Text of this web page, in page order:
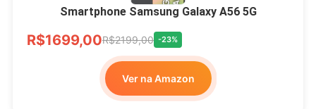
Smartphone Samsung Galaxy A56 5G
R$1699,00R$2199,00 -23%
Ver na Amazon